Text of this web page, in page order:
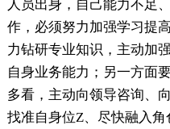
人员出身，自己能力不足
作，必须努力加强学习提
力钻研专业知识，主动加
自身业务能力；另一方面
多看，主动向领导咨询、
找准自身位Z、尽快融入角